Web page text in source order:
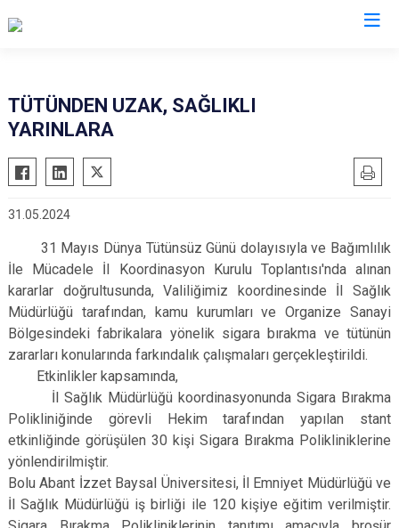
TÜTÜNDEN UZAK, SAĞLIKLI
YARINLARA
31.05.2024
31 Mayıs Dünya Tütünsüz Günü dolayısıyla ve Bağımlılık
İle Mücadele İl Koordinasyon Kurulu Toplantısı'nda alınan
kararlar doğrultusunda, Valiliğimiz koordinesinde İl Sağlık
Müdürlüğü tarafından, kamu kurumları ve Organize Sanayi
Bölgesindeki fabrikalara yönelik sigara bırakma ve tütünün
zararları konularında farkındalık çalışmaları gerçekleştirildi.
Etkinlikler kapsamında,
İl Sağlık Müdürlüğü koordinasyonunda Sigara Bırakma
Polikliniğinde görevli Hekim tarafından yapılan stant
etkinliğinde görüşülen 30 kişi Sigara Bırakma Polikliniklerine
yönlendirilmiştir.
Bolu Abant İzzet Baysal Üniversitesi, İl Emniyet Müdürlüğü ve
İl Sağlık Müdürlüğü iş birliği ile 120 kişiye eğitim verilmiştir.